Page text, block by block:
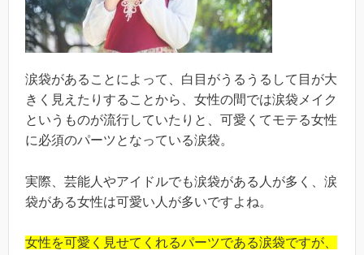
涙袋があることによって、白目がうるうるして目が大
きく見えたりすることから、女性の間では涙袋メイク
というものが流行していたりと、可愛くてモテる女性
に必須のパーツとなっている涙袋。
実際、芸能人やアイドルでも涙袋がある人が多く、涙
袋がある女性は可愛い人が多いですよね。
女性を可愛く見せてくれるパーツである涙袋ですが、